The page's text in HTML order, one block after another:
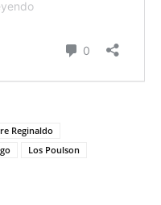
Reginaldo
Los Poulson